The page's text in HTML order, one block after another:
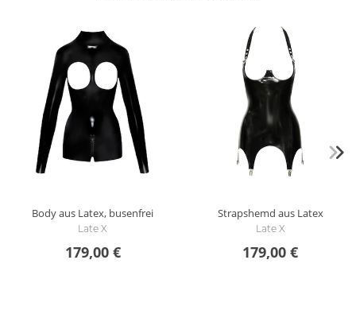
Body aus Latex, busenfrei
Late X
179,00 €
Strapshemd aus Latex
Late X
179,00 €